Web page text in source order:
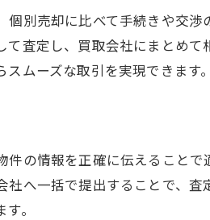
別売却に比べて手続きや交渉
査定し、買取会社にまとめて
ムーズな取引を実現できます。
の情報を正確に伝えること
へ一括で提出することで、査
。